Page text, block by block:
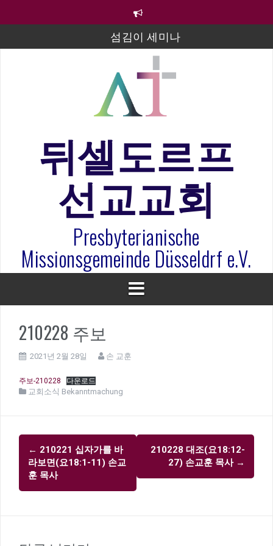
섬김이 세미나
김태희 자매 졸업연주
2023년 어린이 주일 유초등부 발표
라합3 나라 봉헌송
은퇴사-우선화 권사
20260322 주안에 가만히 머물기(요한복음 15:1-17) 손
훈목사
뒤셀도르프
선교교회
Presbyterianische
Missionsgemeinde Düsseldrf e.V.
210228 주보
2021년 2월 28일 손 교훈
주보-210228 다운로드
교회소식 Bekanntmachung
글
내
비
게
← 210221 십자가를 바
라보면(요18:1-11) 손교
훈 목사
210228 대조(요18:12-
27) 손교훈 목사 →